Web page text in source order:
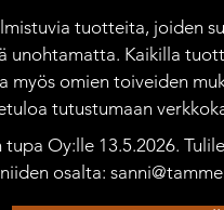
tuotteita, joiden
unohtamatta. Kaikilla
omien toiveiden
tutustumaan
Oy:lle 13.5.2026.
osalta: